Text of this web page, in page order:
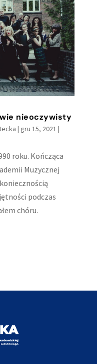
nieoczywisty
| gru 15, 2021 |
roku. Kończąca
Muzycznej
podczas
chóru.